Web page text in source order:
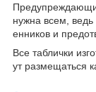
нужна всем,
енников и
Все таблички
ут размещаться